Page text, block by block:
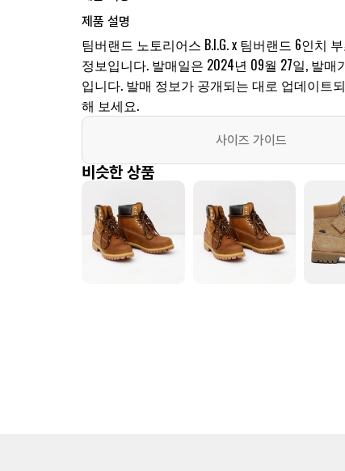
제품 설명
팀버랜드 노토리어스 B.I.G. x 팀버랜드 6인치
정보입니다. 발매일은 2024년 09월 27일, 발매
입니다. 발매 정보가 공개되는 대로 업데이트
해 보세요.
사이즈 가이드
비슷한 상품